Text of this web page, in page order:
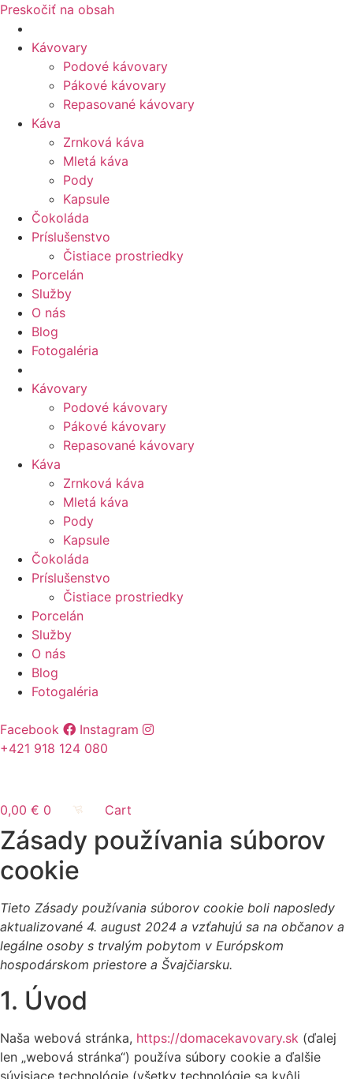
Preskočiť na obsah
Kávovary
Podové kávovary
Pákové kávovary
Repasované kávovary
Káva
Zrnková káva
Mletá káva
Pody
Kapsule
Čokoláda
Príslušenstvo
Čistiace prostriedky
Porcelán
Služby
O nás
Blog
Fotogaléria
Kávovary
Podové kávovary
Pákové kávovary
Repasované kávovary
Káva
Zrnková káva
Mletá káva
Pody
Kapsule
Čokoláda
Príslušenstvo
Čistiace prostriedky
Porcelán
Služby
O nás
Blog
Fotogaléria
Facebook
Instagram
+421 918 124 080
0,00 € 0 Cart
Zásady používania súborov
cookie
Tieto Zásady používania súborov cookie boli naposledy
aktualizované 4. august 2024 a vzťahujú sa na občanov a
legálne osoby s trvalým pobytom v Európskom
hospodárskom priestore a Švajčiarsku.
1. Úvod
Naša webová stránka, https://domacekavovary.sk (ďalej
len „webová stránka“) používa súbory cookie a ďalšie
súvisiace technológie (všetky technológie sa kvôli